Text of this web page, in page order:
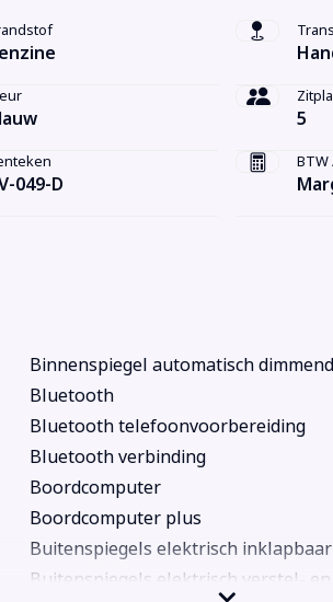
5
049-D
BTW
Binnenspiegel automatisch dimmend
Bluetooth
Bluetooth telefoonvoorbereiding
Bluetooth verbinding
Boordcomputer
Boordcomputer plus
Buitenspiegels elektrisch inklapbaar
Buitenspiegels elektrisch verstel- en